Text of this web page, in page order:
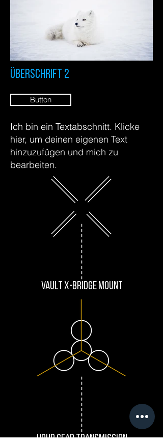
Überschrift 2
Button
Ich bin ein Textabschnitt. Klicke
hier, um deinen eigenen Text
hinzuzufügen und mich zu
bearbeiten.
VAULT X-bridge mount
Hour Gear Transmission